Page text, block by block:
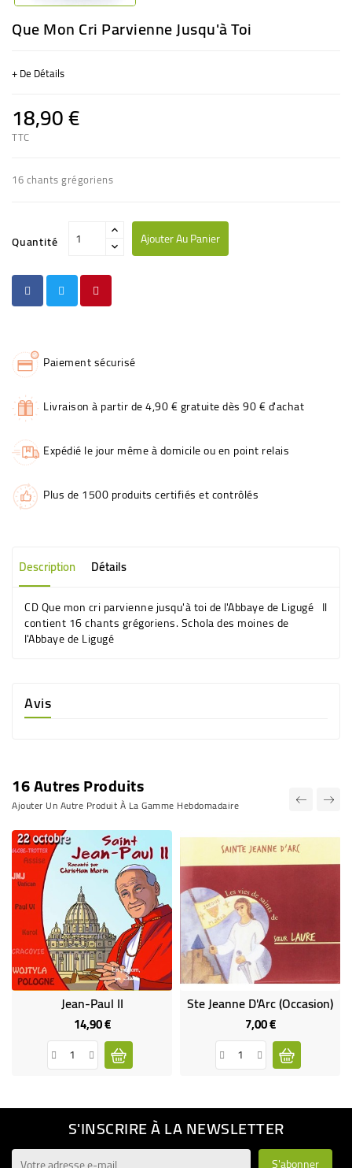
Que Mon Cri Parvienne Jusqu'à Toi
+ De Détails
18,90 €
TTC
16 chants grégoriens
Quantité Ajouter Au Panier
Paiement sécurisé
Livraison à partir de 4,90 € gratuite dès 90 € d'achat
Expédié le jour même à domicile ou en point relais
Plus de 1500 produits certifiés et contrôlés
Description Détails
CD Que mon cri parvienne jusqu'à toi de l'Abbaye de Ligugé Il
contient 16 chants grégoriens. Schola des moines de
l'Abbaye de Ligugé
Avis
16 Autres Produits
Ajouter Un Autre Produit À La Gamme Hebdomadaire
Jean-Paul II
14,90 €Prix
Ste Jeanne D'Arc (Occasion)
7,00 €Prix
S'INSCRIRE À LA NEWSLETTER